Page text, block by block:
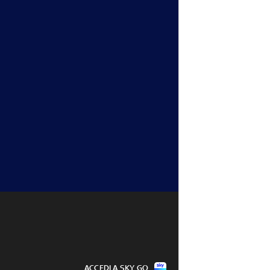
eliminati: vincono
ACCEDI A SKY GO